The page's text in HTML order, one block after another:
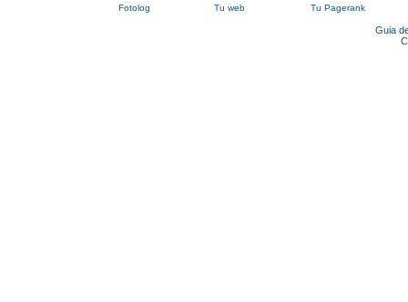
Fotolog Tu web Tu Pagerank
Guia